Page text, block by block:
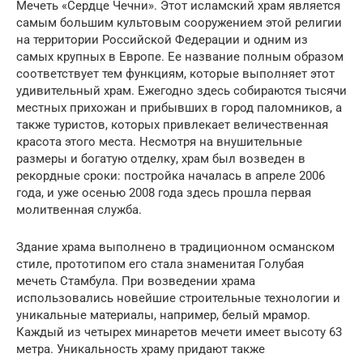
Мечеть «Сердце Чечни». Этот исламский храм является
самым большим культовым сооружением этой религии
на территории Российской Федерации и одним из
самых крупных в Европе. Ее название полным образом
соответствует тем функциям, которые выполняет этот
удивительный храм. Ежегодно здесь собираются тысячи
местных прихожан и прибывших в город паломников, а
также туристов, которых привлекает величественная
красота этого места. Несмотря на внушительные
размеры и богатую отделку, храм был возведен в
рекордные сроки: постройка началась в апреле 2006
года, и уже осенью 2008 года здесь прошла первая
молитвенная служба.
Здание храма выполнено в традиционном османском
стиле, прототипом его стала знаменитая Голубая
мечеть Стамбула. При возведении храма
использовались новейшие строительные технологии и
уникальные материалы, например, белый мрамор.
Каждый из четырех минаретов мечети имеет высоту 63
метра. Уникальность храму придают также